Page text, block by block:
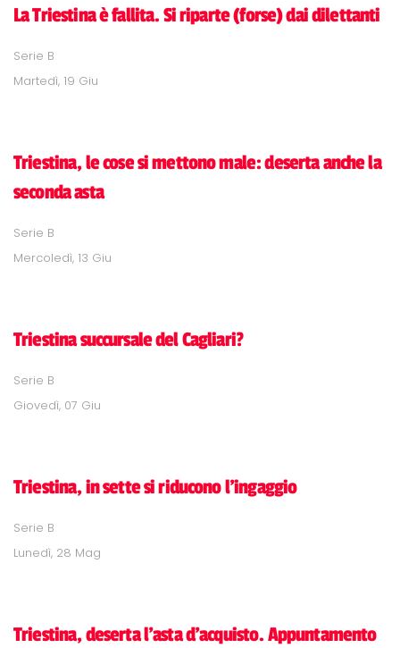
La Triestina è fallita. Si riparte (forse) dai dilettanti
Serie B
Martedì, 19 Giu
Triestina, le cose si mettono male: deserta anche la
seconda asta
Serie B
Mercoledì, 13 Giu
Triestina succursale del Cagliari?
Serie B
Giovedì, 07 Giu
Triestina, in sette si riducono l'ingaggio
Serie B
Lunedì, 28 Mag
Triestina, deserta l'asta d'acquisto. Appuntamento